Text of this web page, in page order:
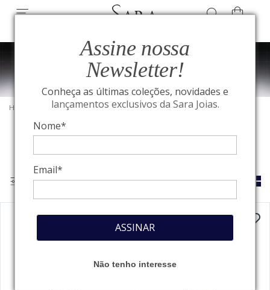
Assine nossa
Newsletter!
Conheça as últimas coleções, novidades e
lançamentos exclusivos da Sara Joias.
Nome*
Email*
ASSINAR
Não tenho interesse
HOME TAG HEUER/PARA ELA